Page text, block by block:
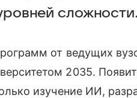
сложности.
от ведущих
2035.
изучение ИИ,